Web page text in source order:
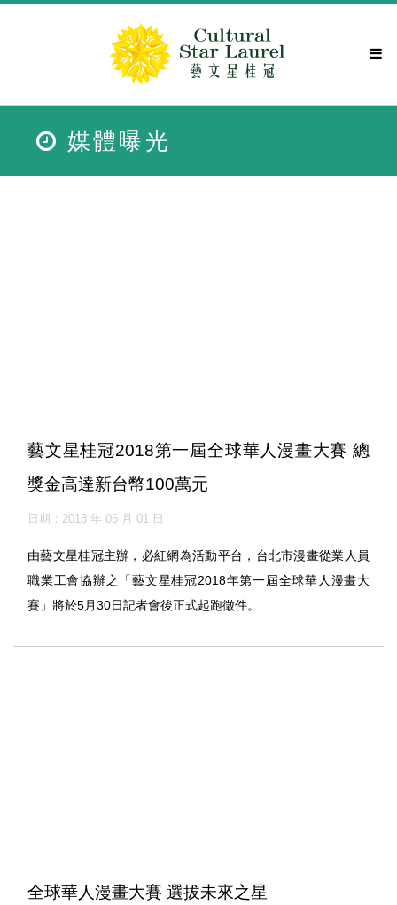
聯絡我們
媒體曝光
藝文星桂冠2018第一屆全球華人漫畫大賽 總
獎金高達新台幣100萬元
日期：2018 年 06 月 01 日
由藝文星桂冠主辦，必紅網為活動平台，台北市漫畫從業人員
職業工會協辦之「藝文星桂冠2018年第一屆全球華人漫畫大
賽」將於5月30日記者會後正式起跑徵件。
全球華人漫畫大賽 選拔未來之星